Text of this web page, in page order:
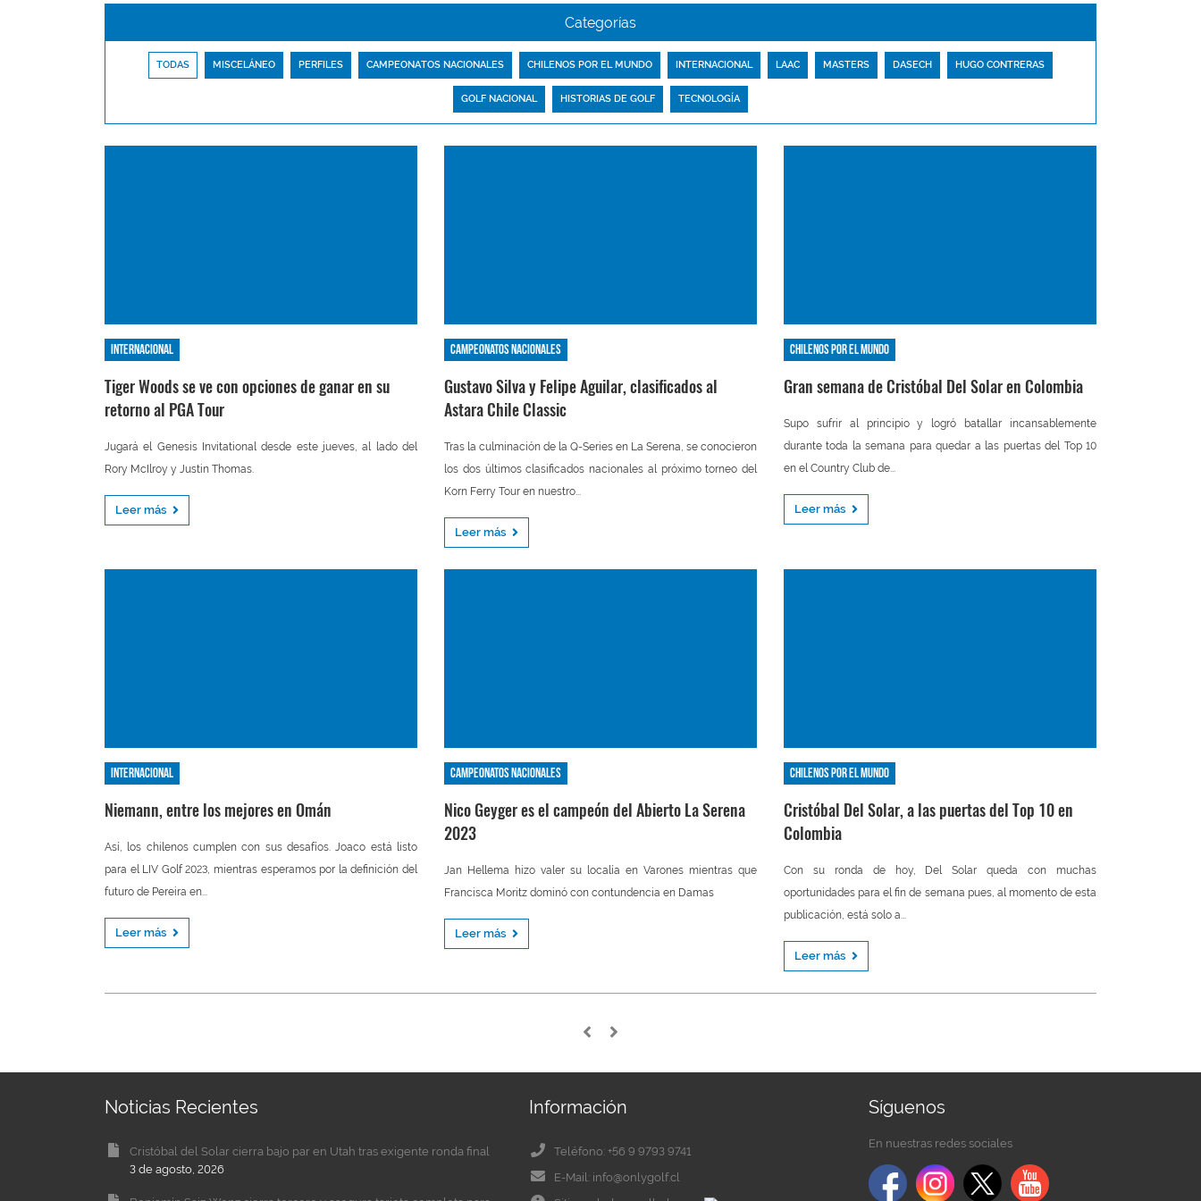
Categorías
TODAS MISCELÁNEO PERFILES CAMPEONATOS NACIONALES CHILENOS POR EL MUNDO INTERNACIONAL LAAC MASTERS DASECH HUGO CONTRERAS
GOLF NACIONAL HISTORIAS DE GOLF TECNOLOGÍA
Internacional
Tiger Woods se ve con opciones de ganar en su
retorno al PGA Tour
Jugará el Genesis Invitational desde este jueves, al lado del
Rory McIlroy y Justin Thomas.
Leer más
Campeonatos nacionales
Gustavo Silva y Felipe Aguilar, clasificados al
Astara Chile Classic
Tras la culminación de la Q-Series en La Serena, se conocieron
los dos últimos clasificados nacionales al próximo torneo del
Korn Ferry Tour en nuestro...
Leer más
Chilenos por el mundo
Gran semana de Cristóbal Del Solar en Colombia
Supo sufrir al principio y logró batallar incansablemente
durante toda la semana para quedar a las puertas del Top 10
en el Country Club de...
Leer más
Internacional
Niemann, entre los mejores en Omán
Así, los chilenos cumplen con sus desafíos. Joaco está listo
para el LIV Golf 2023, mientras esperamos por la definición del
futuro de Pereira en...
Leer más
Campeonatos nacionales
Nico Geyger es el campeón del Abierto La Serena
2023
Jan Hellema hizo valer su localía en Varones mientras que
Francisca Moritz dominó con contundencia en Damas
Leer más
Chilenos por el mundo
Cristóbal Del Solar, a las puertas del Top 10 en
Colombia
Con su ronda de hoy, Del Solar queda con muchas
oportunidades para el fin de semana pues, al momento de esta
publicación, está solo a...
Leer más
Noticias Recientes
Cristóbal del Solar cierra bajo par en Utah tras exigente ronda final
3 de agosto, 2026
Información
Teléfono: +56 9 9793 9741
E-Mail: info@onlygolf.cl
Síguenos
En nuestras redes sociales